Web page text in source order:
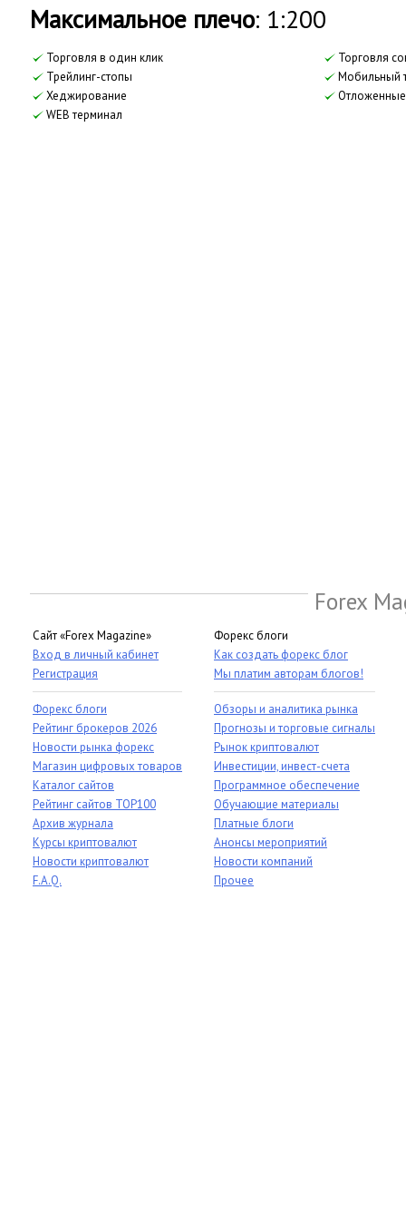
Максимальное плечо: 1:200
Торговля в один клик
Торговля
Трейлинг-стопы
Мобильный
Хеджирование
WEB терминал
Forex
Сайт «Forex Magazine»
Вход в личный кабинет
Регистрация
Форекс блоги
Рейтинг брокеров 2026
Новости рынка форекс
Магазин цифровых товаров
Каталог сайтов
Рейтинг сайтов TOP100
Архив журнала
Курсы криптовалют
Новости криптовалют
F.A.Q.
Форекс блоги
Как создать форекс блог
Мы платим авторам блогов!
Обзоры и аналитика рынка
Прогнозы и торговые сигналы
Рынок криптовалют
Инвестиции, инвест-счета
Программное обеспечение
Обучающие материалы
Платные блоги
Анонсы мероприятий
Новости компаний
Прочее